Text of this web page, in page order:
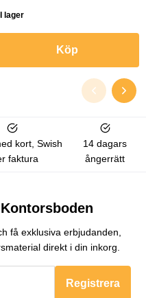
I lager
Köp
kort, Swish
faktura
14 dagars
ångerrätt
få exklusiva erbjudanden,
direkt i din inkorg.
Registrera